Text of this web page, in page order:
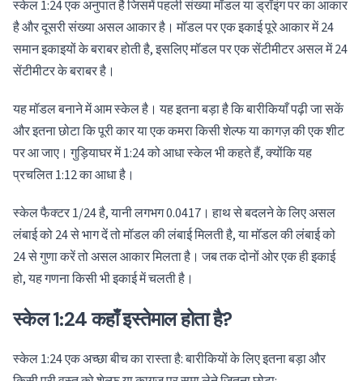
स्केल 1:24 एक अनुपात है जिसमें पहली संख्या मॉडल या ड्रॉइंग पर का आकार
है और दूसरी संख्या असल आकार है। मॉडल पर एक इकाई पूरे आकार में 24
समान इकाइयों के बराबर होती है, इसलिए मॉडल पर एक सेंटीमीटर असल में 24
सेंटीमीटर के बराबर है।
यह मॉडल बनाने में आम स्केल है। यह इतना बड़ा है कि बारीकियाँ पढ़ी जा सकें
और इतना छोटा कि पूरी कार या एक कमरा किसी शेल्फ या कागज़ की एक शीट
पर आ जाए। गुड़ियाघर में 1:24 को आधा स्केल भी कहते हैं, क्योंकि यह
प्रचलित 1:12 का आधा है।
स्केल फैक्टर 1/24 है, यानी लगभग 0.0417। हाथ से बदलने के लिए असल
लंबाई को 24 से भाग दें तो मॉडल की लंबाई मिलती है, या मॉडल की लंबाई को
24 से गुणा करें तो असल आकार मिलता है। जब तक दोनों ओर एक ही इकाई
हो, यह गणना किसी भी इकाई में चलती है।
स्केल 1:24 कहाँ इस्तेमाल होता है?
स्केल 1:24 एक अच्छा बीच का रास्ता है: बारीकियों के लिए इतना बड़ा और